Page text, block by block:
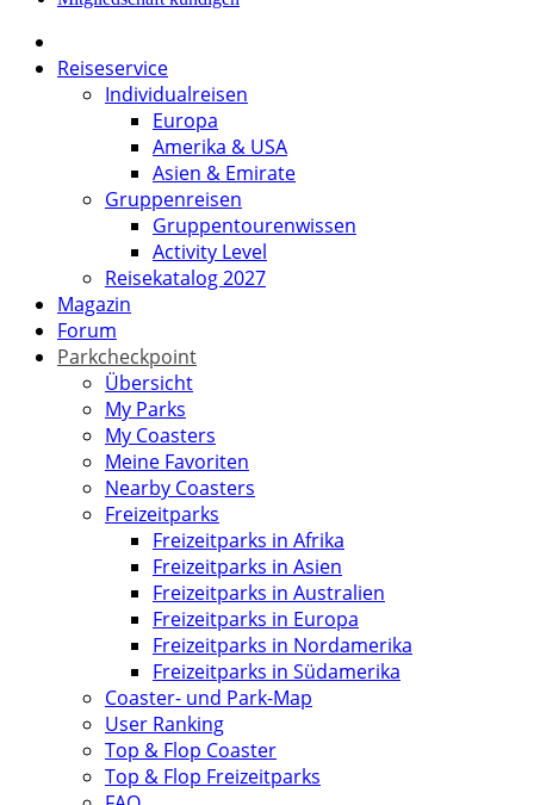
Reiseservice
Individualreisen
Europa
Amerika & USA
Asien & Emirate
Gruppenreisen
Gruppentourenwissen
Activity Level
Reisekatalog 2027
Magazin
Forum
Parkcheckpoint
Übersicht
My Parks
My Coasters
Meine Favoriten
Nearby Coasters
Freizeitparks
Freizeitparks in Afrika
Freizeitparks in Asien
Freizeitparks in Australien
Freizeitparks in Europa
Freizeitparks in Nordamerika
Freizeitparks in Südamerika
Coaster- und Park-Map
User Ranking
Top & Flop Coaster
Top & Flop Freizeitparks